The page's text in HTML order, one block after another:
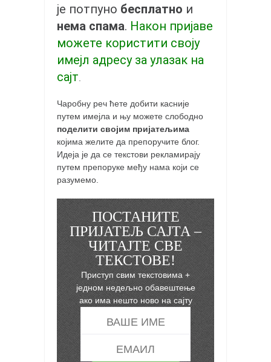
је потпуно бесплатно и
нема спама. Након пријаве
можете користити своју
имејл адресу за улазак на
сајт
Чаробну реч ћете добити касније
путем имејла и њу можете слободно
поделити својим пријатељима
којима желите да препоручите блог.
Идеја је да се текстови рекламирају
путем препоруке међу нама који се
разумемо.
ПОСТАНИТЕ
ПРИЈАТЕЉ САЈТА –
ЧИТАЈТЕ СВЕ
ТЕКСТОВЕ!
Приступ свим текстовима +
једном недељно обавештење
ако има нешто ново на сајту